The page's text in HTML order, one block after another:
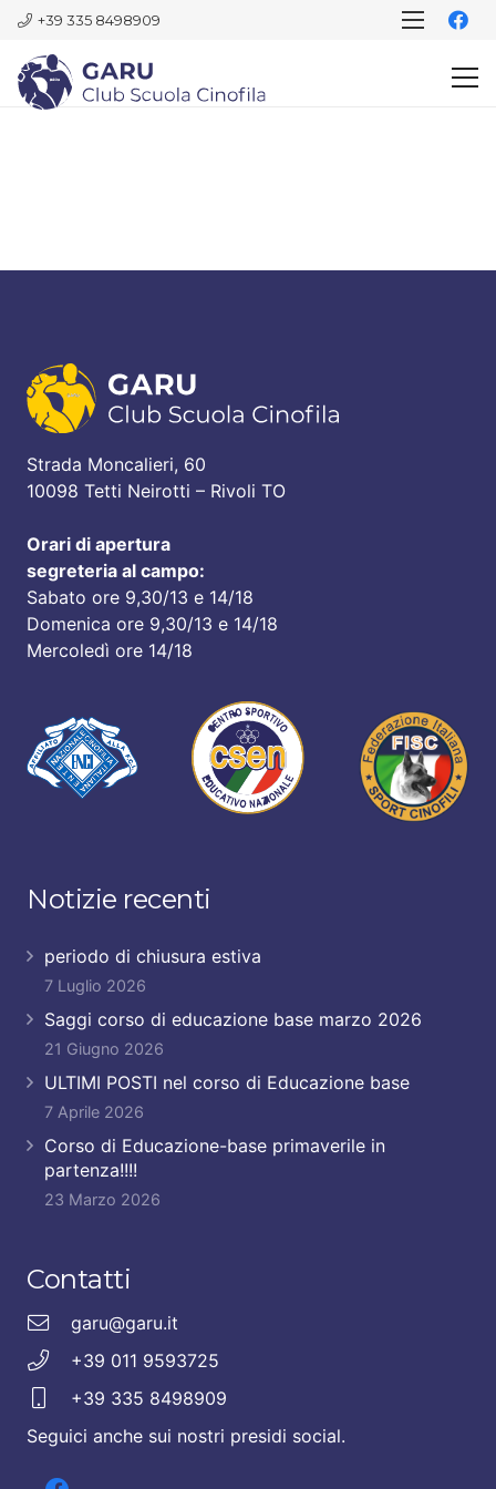
+39 335 8498909
Strada Moncalieri, 60
10098 Tetti Neirotti – Rivoli TO
Orari di apertura
segreteria al campo:
Sabato ore 9,30/13 e 14/18
Domenica ore 9,30/13 e 14/18
Mercoledì ore 14/18
Notizie recenti
periodo di chiusura estiva
7 Luglio 2026
Saggi corso di educazione base marzo 2026
21 Giugno 2026
ULTIMI POSTI nel corso di Educazione base
7 Aprile 2026
Corso di Educazione-base primaverile in
partenza!!!!
23 Marzo 2026
Contatti
garu@garu.it
+39 011 9593725
+39 335 8498909
Seguici anche sui nostri presidi social.